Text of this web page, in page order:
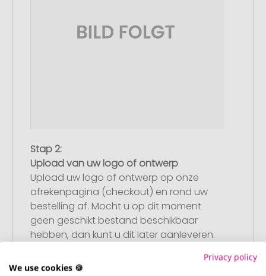
Stap 2:
Upload van uw logo of ontwerp
Upload uw logo of ontwerp op onze
afrekenpagina (checkout) en rond uw
bestelling af. Mocht u op dit moment
geen geschikt bestand beschikbaar
hebben, dan kunt u dit later aanleveren.
Privacy policy
We use cookies 🍪